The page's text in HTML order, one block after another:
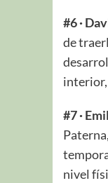
#6 ·
de
interior,
#7 ·
nivel